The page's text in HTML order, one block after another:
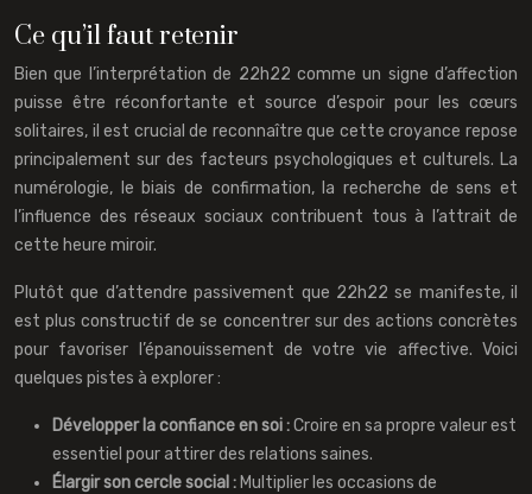
Ce qu’il faut retenir
Bien que l’interprétation de 22h22 comme un signe d’affection
puisse être réconfortante et source d’espoir pour les cœurs
solitaires, il est crucial de reconnaître que cette croyance repose
principalement sur des facteurs psychologiques et culturels. La
numérologie, le biais de confirmation, la recherche de sens et
l’influence des réseaux sociaux contribuent tous à l’attrait de
cette heure miroir.
Plutôt que d’attendre passivement que 22h22 se manifeste, il
est plus constructif de se concentrer sur des actions concrètes
pour favoriser l’épanouissement de votre vie affective. Voici
quelques pistes à explorer :
Développer la confiance en soi :Croire en sa propre valeur est
essentiel pour attirer des relations saines.
Élargir son cercle social : Multiplier les occasions de